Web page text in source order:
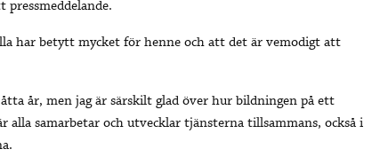
har betytt mycket för henne och att det är vemodigt att
år, men jag är särskilt glad över hur bildningen på ett
alla samarbetar och utvecklar tjänsterna tillsammans, också i